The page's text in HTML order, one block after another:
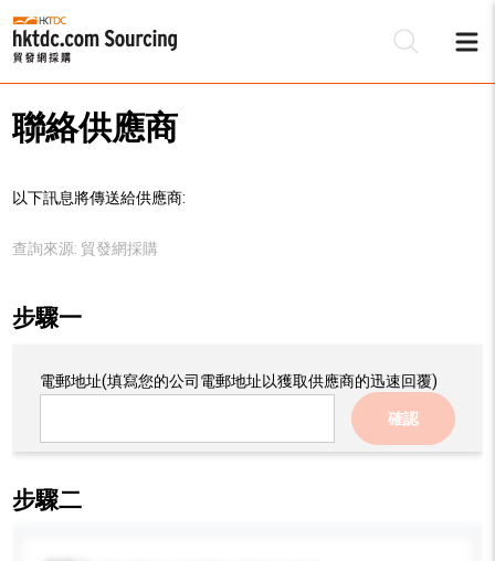
聯絡供應商
以下訊息將傳送給供應商:
查詢來源: 貿發網採購
步驟一
電郵地址(填寫您的公司電郵地址以獲取供應商的迅速回覆)
確認
步驟二